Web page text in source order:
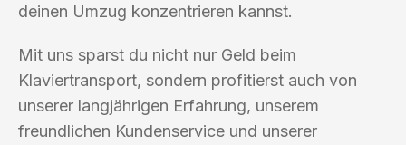
deinen Umzug konzentrieren kannst.
Mit uns sparst du nicht nur Geld beim
Klaviertransport, sondern profitierst auch von
unserer langjährigen Erfahrung, unserem
freundlichen Kundenservice und unserer